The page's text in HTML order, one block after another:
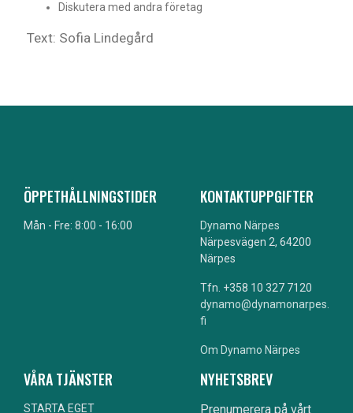
Diskutera med andra företag
Text: Sofia Lindegård
ÖPPETHÅLLNINGSTIDER
Mån - Fre: 8:00 - 16:00
KONTAKTUPPGIFTER
Dynamo Närpes
Närpesvägen 2, 64200
Närpes
Tfn. +358 10 327 7120
dynamo@dynamonarpes.
fi
Om Dynamo Närpes
VÅRA TJÄNSTER
STARTA EGET
NYHETSBREV
Prenumerera på vårt